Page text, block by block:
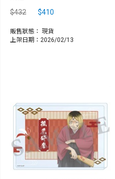
$432 $410
販售狀態： 現貨
上架日期：2026/02/13